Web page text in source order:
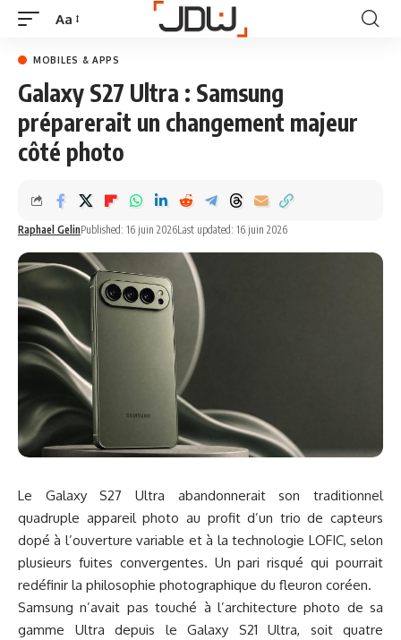
Aa
MOBILES & APPS
Galaxy S27 Ultra : Samsung
préparerait un changement majeur
côté photo
Raphael GelinPublished: 16 juin 2026Last updated: 16 juin 2026
Le Galaxy S27 Ultra abandonnerait son traditionnel
quadruple appareil photo au profit d’un trio de capteurs
dopé à l’ouverture variable et à la technologie LOFIC, selon
plusieurs fuites convergentes. Un pari risqué qui pourrait
redéfinir la philosophie photographique du fleuron coréen.
Samsung n’avait pas touché à l’architecture photo de sa
gamme Ultra depuis le Galaxy S21 Ultra, soit quatre